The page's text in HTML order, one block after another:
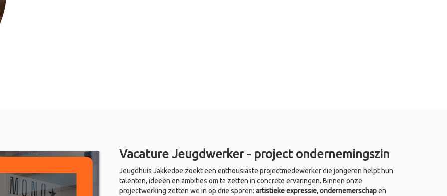
Vacature Jeugdwerker - project ondernemingszin
Jeugdhuis Jakkedoe zoekt een enthousiaste projectmedewerker die jongeren helpt hun
talenten, ideeën en ambities om te zetten in concrete ervaringen. Binnen onze
projectwerking zetten we in op drie sporen: artistieke expressie, ondernemerschapen